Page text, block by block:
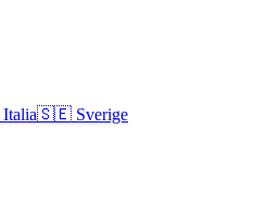
Italia🇸🇪 Sverige